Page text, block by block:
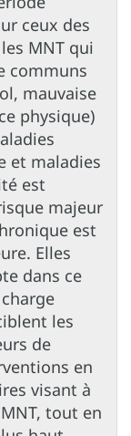
ceux des
MNT qui
communs
mauvaise
physique)
et maladies
est
majeur
est
Elles
dans ce
les
de
en
visant à
tout en